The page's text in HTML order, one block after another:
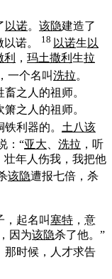
以诺。 该隐建造了
以诺。 18 以诺生 以
利 ， 玛土撒利 生拉
，一个名叫洗拉。
之人的祖师。
箫之人的祖师。
铁利器的。 土八该
：“亚大 洗拉 ，听
壮年人伤我，我把他
该隐遭报七倍，杀
，起名叫塞特 ，意
，因为该隐杀了他。”
那时候，人才求告